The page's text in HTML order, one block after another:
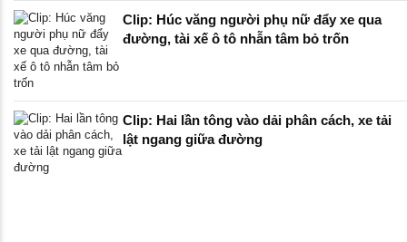
Clip: Húc văng người phụ nữ đẩy xe qua
đường, tài xế ô tô nhẫn tâm bỏ trốn
Clip: Hai lần tông vào dải phân cách, xe tải
lật ngang giữa đường